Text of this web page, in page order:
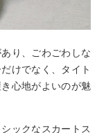
り、ごわごわしな
けでなく、タイト
心地がよいのが魅
ックなスカートス